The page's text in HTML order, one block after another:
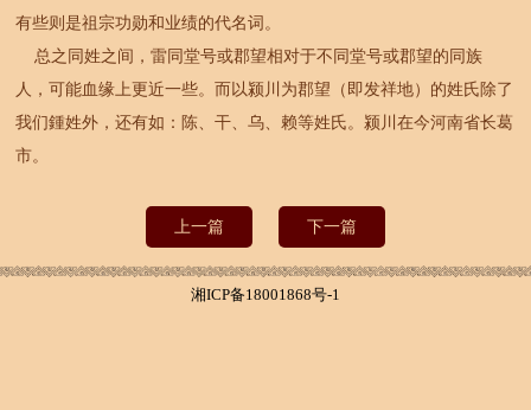
有些则是祖宗功勋和业绩的代名词。
总之同姓之间，雷同堂号或郡望相对于不同堂号或郡望的同族
人，可能血缘上更近一些。而以颍川为郡望（即发祥地）的姓氏除了
我们鍾姓外，还有如：陈、干、乌、赖等姓氏。颍川在今河南省长葛
市。
上一篇 下一篇
湘ICP备18001868号-1